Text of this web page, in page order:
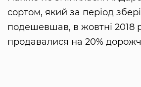
сортом, який за період
подешевшав, в жовтні 2018
продавалися на 20%